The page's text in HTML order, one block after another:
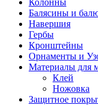
Балясины и
Навершия
Гербы
Кронштейны
Орнаменты и
Материалы для
Клей
Ножовка
Защитное